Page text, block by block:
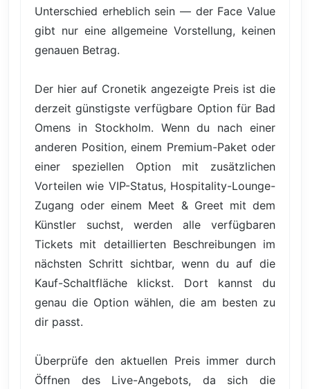
Unterschied erheblich sein — der Face Value
gibt nur eine allgemeine Vorstellung, keinen
genauen Betrag.
Der hier auf Cronetik angezeigte Preis ist die
derzeit günstigste verfügbare Option für Bad
Omens in Stockholm. Wenn du nach einer
anderen Position, einem Premium-Paket oder
einer speziellen Option mit zusätzlichen
Vorteilen wie VIP-Status, Hospitality-Lounge-
Zugang oder einem Meet & Greet mit dem
Künstler suchst, werden alle verfügbaren
Tickets mit detaillierten Beschreibungen im
nächsten Schritt sichtbar, wenn du auf die
Kauf-Schaltfläche klickst. Dort kannst du
genau die Option wählen, die am besten zu
dir passt.
Überprüfe den aktuellen Preis immer durch
Öffnen des Live-Angebots, da sich die